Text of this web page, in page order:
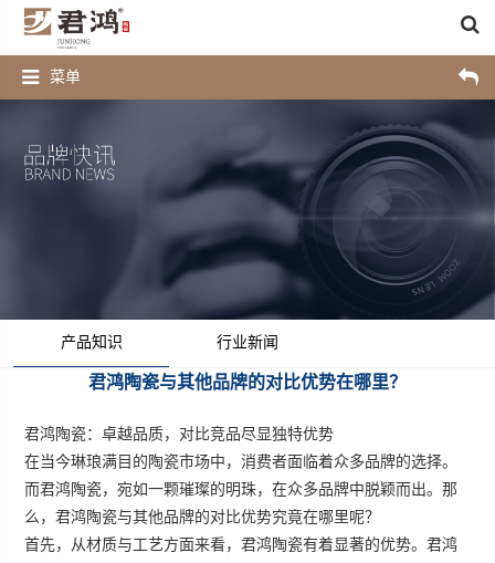
菜单
产品知识 行业新闻
君鸿陶瓷与其他品牌的对比优势在哪里？
君鸿陶瓷：卓越品质，对比竞品尽显独特优势
在当今琳琅满目的陶瓷市场中，消费者面临着众多品牌的选择。
而君鸿陶瓷，宛如一颗璀璨的明珠，在众多品牌中脱颖而出。那
么，君鸿陶瓷与其他品牌的对比优势究竟在哪里呢？
首先，从材质与工艺方面来看，君鸿陶瓷有着显著的优势。君鸿